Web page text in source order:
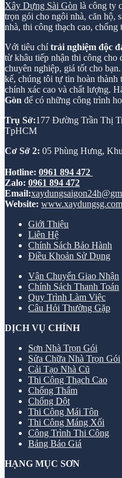
Xây Dựng Sài Gòn là công ty
trọn gói cho ngôi nhà, căn hộ,
nhà, thi công thạch cao,
Với tiêu chítrải nghiệm độc
từ khâu tiếp nhận thi công cho
chuyên nghiệp, giá tốt cho
kế, chúng tôi tự tin hoàn
chính xác cao và chất lượng.
Gòn để có những công trình
Trụ Sở:177 Đường Trần Thị
TpHCM
Cơ Sở 2: 05 Phùng Hưng,
Hotline: 0961 894 472
Zalo: 0961 894 472
Email:
Website: www.xaydungsg.com
Giới Thiệu
Liên Hệ
Chính Sách Bảo Hành
Điều Khoản Sử Dụng
Vận Chuyển Giao Nhận
Chính Sách Thanh Toán
Quy Trình Làm Việc
Câu Hỏi Thường Gặp
DỊCH VỤ CHÍNH
Sơn Nhà Trọn Gói
Sửa Chữa Nhà Trọn Gói
Cải Tạo Nhà Cũ
Thi Công Thạch Cao
Chống Thấm
Chống Dột
Thi Công Mái Tôn
Thi Công Máng Xối
Công Trình Thi Công
Bảng Báo Giá
HẠNG MỤC SƠN